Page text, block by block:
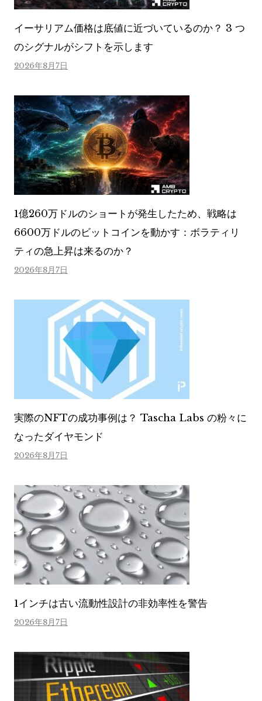
イーサリアム価格は底値に近づいているのか？ 3 つ
のシグナルがシフトを示します
2026年8月7日
1億260万ドルのショートが発生したため、戦略は
6600万ドルのビットコインを動かす：ボラティリ
ティの急上昇は来るのか？
2026年8月7日
実際のNFTの成功事例は？ Tascha Labs の粉々に
なったダイヤモンド
2026年8月7日
1インチは古い流動性設計の非効率性を警告
2026年8月7日